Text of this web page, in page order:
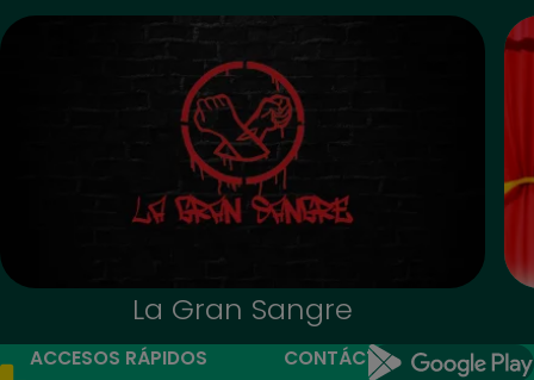
La Gran Sangre
ACCESOS RÁPIDOS
CONTÁCTANOS